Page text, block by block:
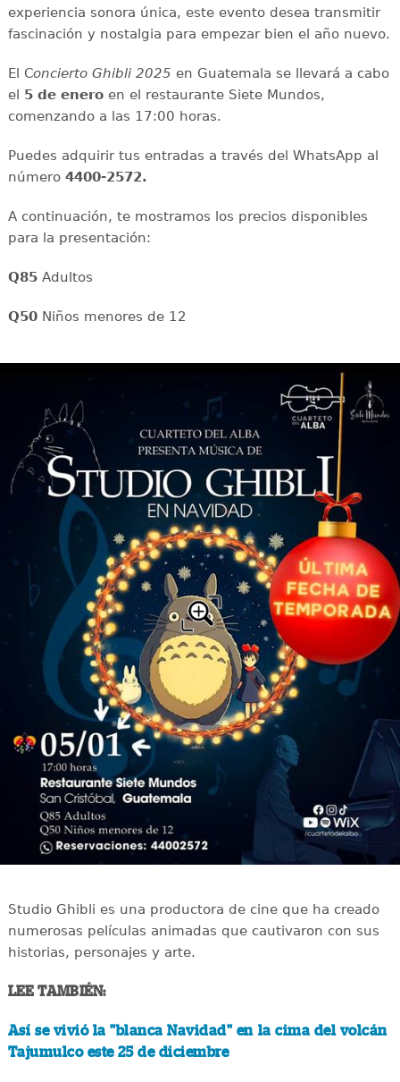
experiencia sonora única, este evento desea transmitir
fascinación y nostalgia para empezar bien el año nuevo.
El Concierto Ghibli 2025 en Guatemala se llevará a cabo
el 5 de eneroen el restaurante Siete Mundos,
comenzando a las 17:00 horas.
Puedes adquirir tus entradas a través del WhatsApp al
número 4400-2572.
A continuación, te mostramos los precios disponibles
para la presentación:
Q85Adultos
Q50Niños menores de 12
Studio Ghibli es una productora de cine que ha creado
numerosas películas animadas que cautivaron con sus
historias, personajes y arte.
LEE TAMBIÉN:
Así se vivió la "blanca Navidad" en la cima del volcán
Tajumulco este 25 de diciembre